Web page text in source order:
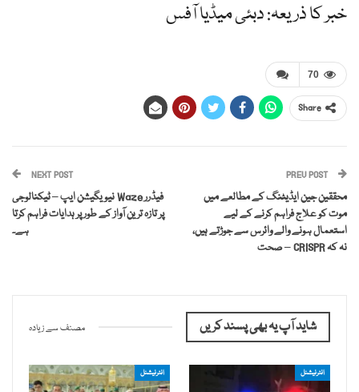
خبر کا ذریعہ: دبئی میڈیا آفس
70
Share
PREV POST
محققین جین ایڈیٹنگ کے مطالعے میں
موت کو علاج فراہم کرنے کے لیے
استعمال ہونے والے وائرس سے جوڑتے ہیں،
نہ کہ CRISPR – صحت
NEXT POST
فیڈرر Waze نیویگیشن ایپ – ٹیکنالوجی
پر تازہ ترین آواز کے طور پر ہدایات فراہم کرتا
ہے۔
شاید آپ یہ بھی پسند کریں مصنف سے زیادہ
انٹرنیشنل انٹرنیشنل